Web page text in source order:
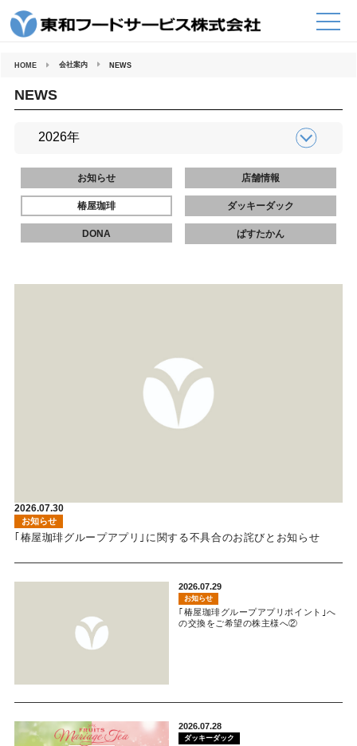
HOME 会社案内 NEWS
NEWS
お知らせ 店舗情報
椿屋珈琲 ダッキーダック
DONA ぱすたかん
2026.07.30
お知らせ
｢椿屋珈琲グループアプリ｣に関する不具合のお詫びとお知らせ
2026.07.29
お知らせ
｢椿屋珈琲グループアプリポイント｣へ
の交換をご希望の株主様へ②
2026.07.28
ダッキーダック